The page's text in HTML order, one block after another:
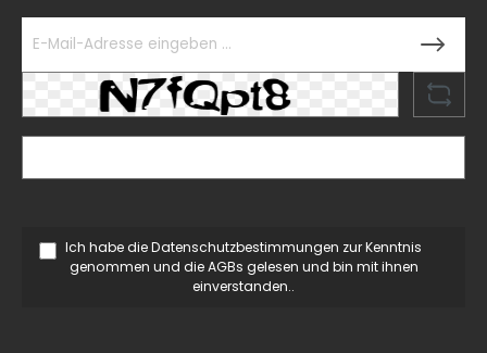
Ich habe dieDatenschutzbestimmungen zur Kenntnis
genommen und dieAGBs gelesen und bin mit ihnen
einverstanden..